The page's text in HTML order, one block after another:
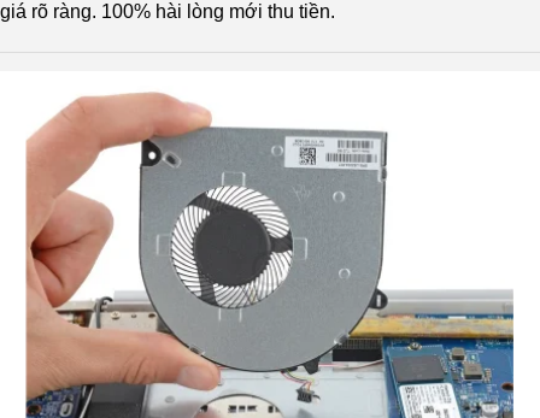
giá rõ ràng. 100% hài lòng mới thu tiền.